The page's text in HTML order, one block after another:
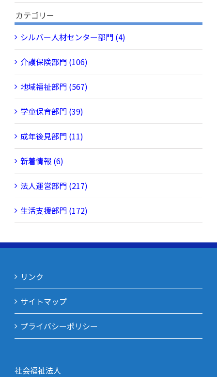
カテゴリー
シルバー人材センター部門 (4)
介護保険部門 (106)
地域福祉部門 (567)
学童保育部門 (39)
成年後見部門 (11)
新着情報 (6)
法人運営部門 (217)
生活支援部門 (172)
リンク
サイトマップ
プライバシーポリシー
社会福祉法人